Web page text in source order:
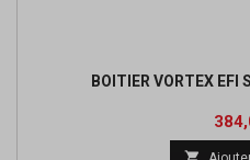
BOITIER VORTEX
Prix